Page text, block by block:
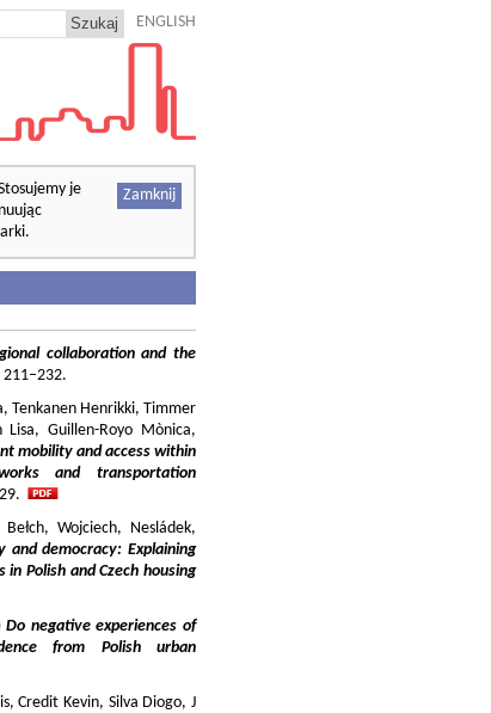
ENGLISH
Zamknij
je
collaboration and the
211–232.
Tenkanen Henrikki, Timmer
Lisa, Guillen-Royo Mònica,
mobility and access within
and transportation
Wojciech, Nesládek,
and democracy: Explaining
Polish and Czech housing
Do negative experiences of
from Polish urban
Credit Kevin, Silva Diogo, J